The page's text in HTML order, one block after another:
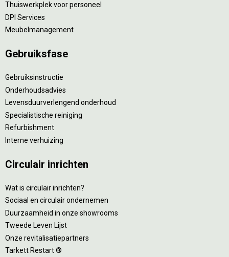
Thuiswerkplek voor personeel
DPI Services
Meubelmanagement
Gebruiksfase
Gebruiksinstructie
Onderhoudsadvies
Levensduurverlengend onderhoud
Specialistische reiniging
Refurbishment
Interne verhuizing
Circulair inrichten
Wat is circulair inrichten?
Sociaal en circulair ondernemen
Duurzaamheid in onze showrooms
Tweede Leven Lijst
Onze revitalisatiepartners
Tarkett Restart ®